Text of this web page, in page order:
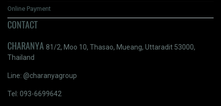
Online Payment
CONTACT
CHARANYA 81/2, Moo 10, Thasao, Mueang, Uttaradit 53000,
Thailand
Line: @charanyagroup
Tel: 093-6699642